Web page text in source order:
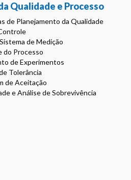
Qualidade e Processo
de Planejamento da Qualidade
de Medição
do Processo
de Experimentos
Tolerância
de Aceitação
e Análise de Sobrevivência